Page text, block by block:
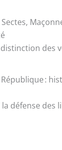
des
République :
défense des